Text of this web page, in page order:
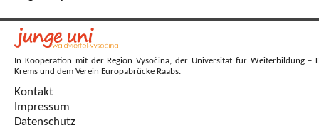
In Kooperation mit der Region Vysočina, der Universität für Weiterbildung –
Krems und dem Verein Europabrücke Raabs.
Kontakt
Impressum
Datenschutz